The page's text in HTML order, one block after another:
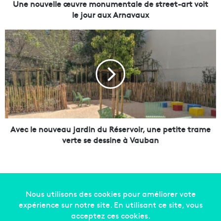
u
v
r
e
m
o
n
u
m
Une nouvelle œuvre monumentale de street-art voit
le jour aux Arnavaux
A
v
e
c
e
n
o
u
Avec le nouveau jardin du Réservoir, une petite trame
verte se dessine à Vauban
Copyright © 2014-2022Made in Marseille. Tous droits
mentions légales-nous contacter